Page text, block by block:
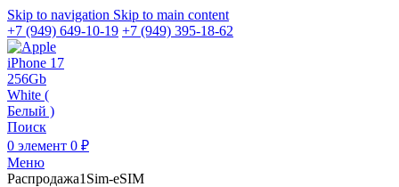
Skip to navigation Skip to main content
+7 (949) 649-10-19 +7 (949) 395-18-62
Поиск
0 элемент 0 ₽
Меню
Распродажа1Sim-eSIM